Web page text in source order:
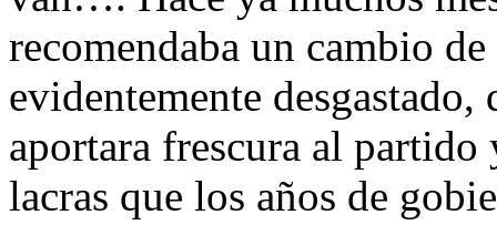
recomendaba un cambio
evidentemente
aportara frescura al
lacras que los años de